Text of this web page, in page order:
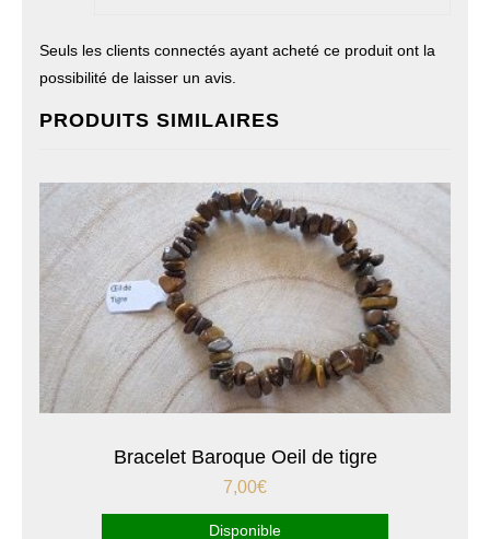
Seuls les clients connectés ayant acheté ce produit ont la
possibilité de laisser un avis.
PRODUITS SIMILAIRES
Bracelet Baroque Oeil de tigre
7,00€
Disponible